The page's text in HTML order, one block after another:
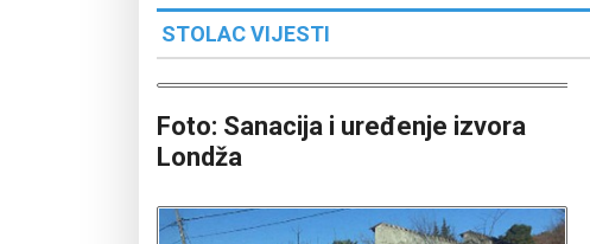
STOLAC VIJESTI
Foto: Sanacija i uređenje izvora
Londža